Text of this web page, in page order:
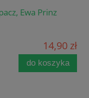
Ewa Prinz
14,90 zł
do koszyka